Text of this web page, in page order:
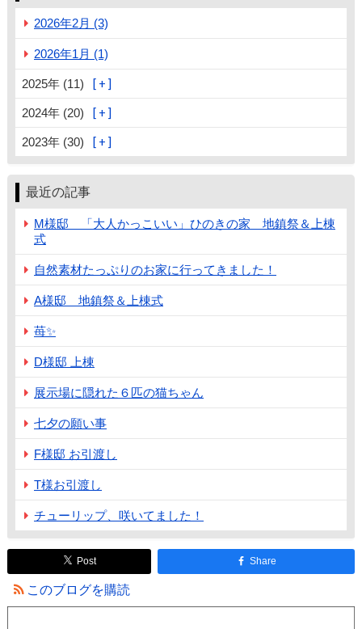
2026年2月 (3)
2026年1月 (1)
2025年 (11)
2024年 (20)
2023年 (30)
最近の記事
M様邸 「大人かっこいい」ひのきの家 地鎮祭＆上棟
式
自然素材たっぷりのお家に行ってきました！
A様邸 地鎮祭＆上棟式
苺✨
D様邸 上棟
展示場に隠れた６匹の猫ちゃん
七夕の願い事
F様邸 お引渡し
T様お引渡し
チューリップ、咲いてました！
Post Share
このブログを購読